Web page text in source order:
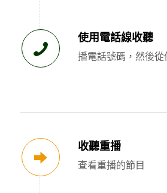
使用電話線收聽
播電話號碼，然後
收聽重播
查看重播的節目